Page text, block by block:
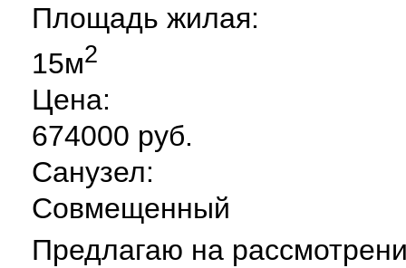
Площадь жилая:
15м2
Цена:
674000 руб.
Санузел:
Совмещенный
Предлагаю на